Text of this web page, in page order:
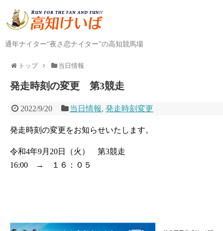
通年ナイター“夜さ恋ナイター”の高知競馬場
トップ 当日情報
発走時刻の変更 第3競走
2022/9/20 当日情報,発走時刻変更
発走時刻の変更をお知らせいたします。
令和4年9月20日（火） 第3競走
16:00 → １６：０５